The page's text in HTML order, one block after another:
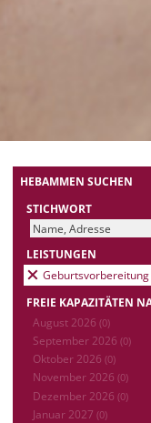
HEBAMMEN SUCHEN
STICHWORT
LEISTUNGEN
Geburtsvorbereitung
FREIE KAPAZITÄTEN
August 2026 (0)
September 2026 (0)
Oktober 2026 (0)
November 2026 (0)
Dezember 2026 (0)
Januar 2027 (0)